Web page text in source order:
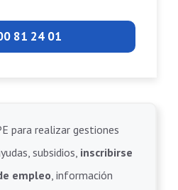
81 24 01
para realizar gestiones
subsidios, inscribirse
empleo, información